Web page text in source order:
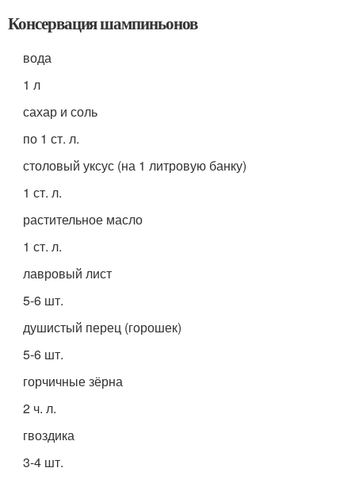
Консервация шампиньонов
вода
1 л
сахар и соль
по 1 ст. л.
столовый уксус (на 1 литровую банку)
1 ст. л.
растительное масло
1 ст. л.
лавровый лист
5-6 шт.
душистый перец (горошек)
5-6 шт.
горчичные зёрна
2 ч. л.
гвоздика
3-4 шт.